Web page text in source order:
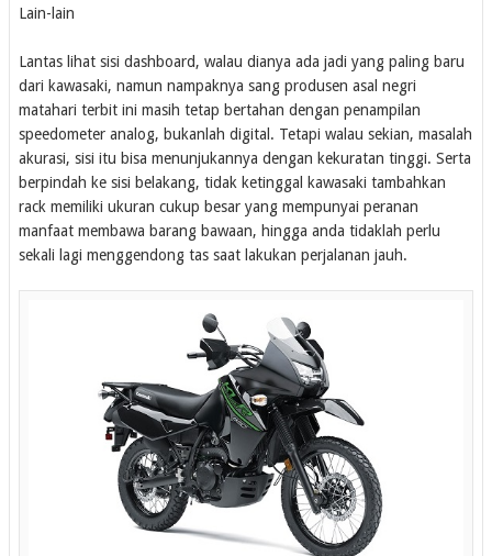
Lain-lain
Lantas lihat sisi dashboard, walau dianya ada jadi yang paling baru
dari kawasaki, namun nampaknya sang produsen asal negri
matahari terbit ini masih tetap bertahan dengan penampilan
speedometer analog, bukanlah digital. Tetapi walau sekian, masalah
akurasi, sisi itu bisa menunjukannya dengan kekuratan tinggi. Serta
berpindah ke sisi belakang, tidak ketinggal kawasaki tambahkan
rack memiliki ukuran cukup besar yang mempunyai peranan
manfaat membawa barang bawaan, hingga anda tidaklah perlu
sekali lagi menggendong tas saat lakukan perjalanan jauh.